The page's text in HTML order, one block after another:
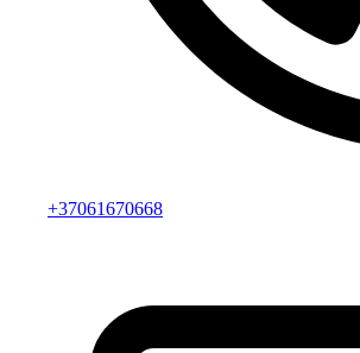
+37061670668